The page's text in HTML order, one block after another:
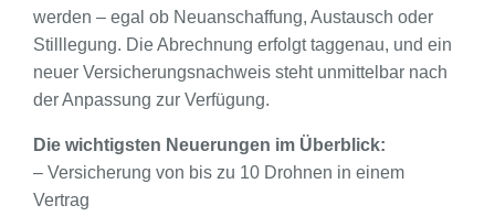
werden – egal ob Neuanschaffung, Austausch oder
Stilllegung. Die Abrechnung erfolgt taggenau, und ein
neuer Versicherungsnachweis steht unmittelbar nach
der Anpassung zur Verfügung.
Die wichtigsten Neuerungen im Überblick:
– Versicherung von bis zu 10 Drohnen in einem
Vertrag